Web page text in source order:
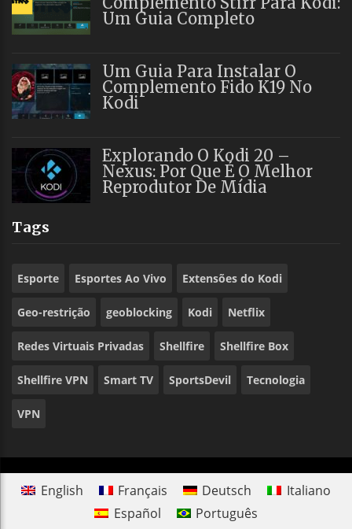
Um Guia Completo
Um Guia Para Instalar O
Complemento Fido K19 No
Kodi
Explorando O Kodi 20 –
Nexus: Por Que É O Melhor
Reprodutor De Mídia
Tags
Esporte Esportes Ao Vivo Extensões do Kodi
Geo-restrição geoblocking Kodi Netflix
Redes Virtuais Privadas Shellfire Shellfire Box
Shellfire VPN Smart TV SportsDevil Tecnologia
VPN
English Français Deutsch
Italiano
Español
Português